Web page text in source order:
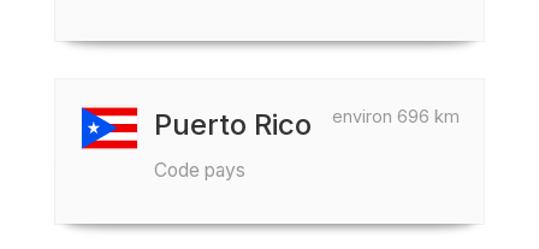
environ 696 km
Puerto Rico
Code pays